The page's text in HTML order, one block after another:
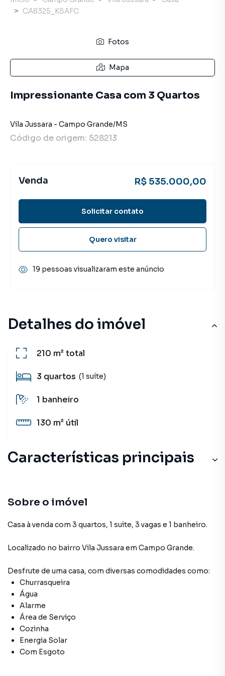
Detalhes do imóvel
210 m²total
3 quartos (1 suíte)
1 banheiro
130 m² útil
Características principais
Sobre o imóvel
Casa à venda com 3 quartos, 1 suite, 3 vagas e 1 banheiro.
Localizado no bairro Vila Jussara em Campo Grande.
Desfrute de uma casa, com diversas comodidades como:
Churrasqueira
Água
Alarme
Área de Serviço
Cozinha
Energia Solar
Com Esgoto
CA8325_KSAFC
Fotos
Mapa
Impressionante Casa com 3 Quartos
Vila Jussara - Campo Grande/MS
Código de origem: 528213
Venda R$ 535.000,00
Solicitar contato
Quero visitar
19 pessoas visualizaram este anúncio